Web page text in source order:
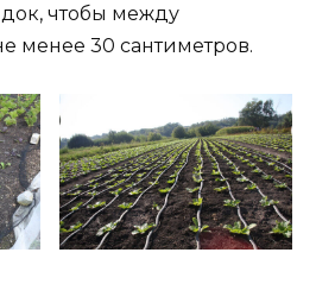
чтобы между
менее 30 сантиметров.